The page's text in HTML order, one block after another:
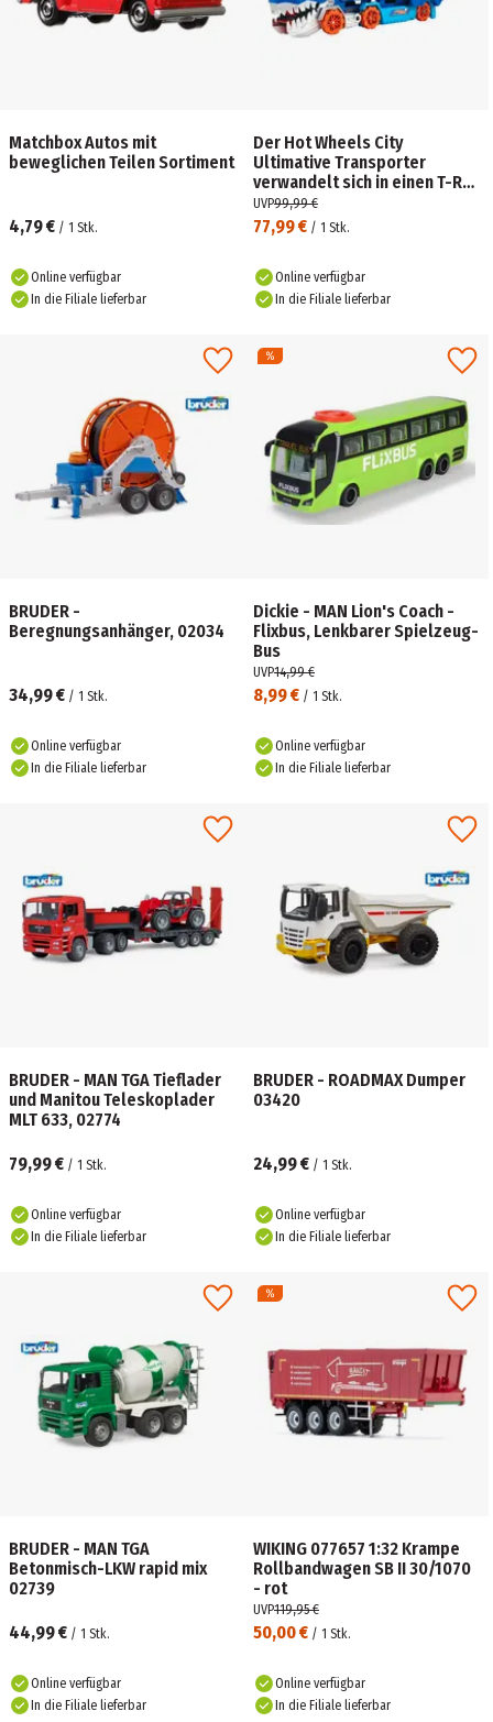
Matchbox Autos mit
beweglichen Teilen Sortiment
4,79 € / 1 Stk.
Online verfügbar
In die Filiale lieferbar
Der Hot Wheels City
Ultimative Transporter
verwandelt sich in einen T-Rex
mit Rennstrecke,
Aufbewahrung von mehr als
20 Autos
77,99 € / 1 Stk.
UVP99,99 €
Online verfügbar
In die Filiale lieferbar
BRUDER -
Beregnungsanhänger, 02034
34,99 € / 1 Stk.
Online verfügbar
In die Filiale lieferbar
Dickie - MAN Lion's Coach -
Flixbus, Lenkbarer Spielzeug-
Bus
8,99 € / 1 Stk.
UVP14,99 €
Online verfügbar
In die Filiale lieferbar
BRUDER - MAN TGA Tieflader
und Manitou Teleskoplader
MLT 633, 02774
79,99 € / 1 Stk.
Online verfügbar
In die Filiale lieferbar
BRUDER - ROADMAX Dumper
03420
24,99 € / 1 Stk.
Online verfügbar
In die Filiale lieferbar
BRUDER - MAN TGA
Betonmisch-LKW rapid mix
02739
44,99 € / 1 Stk.
Online verfügbar
In die Filiale lieferbar
WIKING 077657 1:32 Krampe
Rollbandwagen SB II 30/1070
- rot
50,00 € / 1 Stk.
UVP119,95 €
Online verfügbar
In die Filiale lieferbar